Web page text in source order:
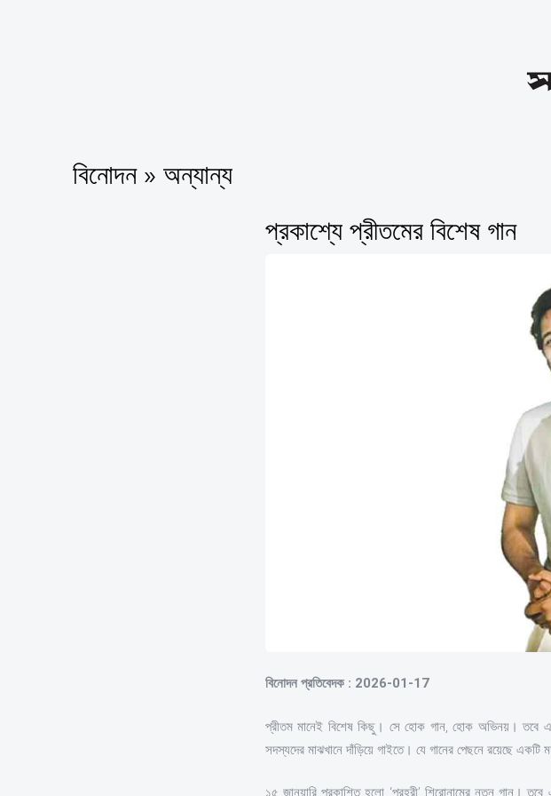
বিনোদন » অন্যান্য
প্রকাশ্যে প্রীতমের বিশেষ গান
বিনোদন প্রতিবেদক : 2026-01-17
প্রীতম মানেই বিশেষ কিছু। সে হোক গান, হোক অভিনয়। তবে
সদস্যদের মাঝখানে দাঁড়িয়ে গাইতে। যে গানের পেছনে রয়েছে একটি